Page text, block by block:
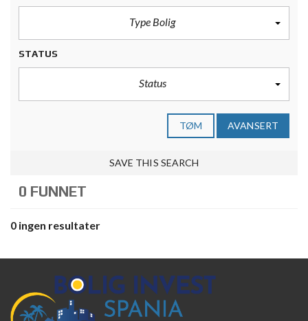
Type Bolig
STATUS
Status
TØM AVANSERT
SAVE THIS SEARCH
0 FUNNET
0 ingen resultater